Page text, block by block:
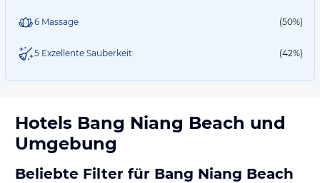
6 Massage (50%)
5 Exzellente Sauberkeit (42%)
Hotels Bang Niang Beach und
Umgebung
Beliebte Filter für Bang Niang Beach